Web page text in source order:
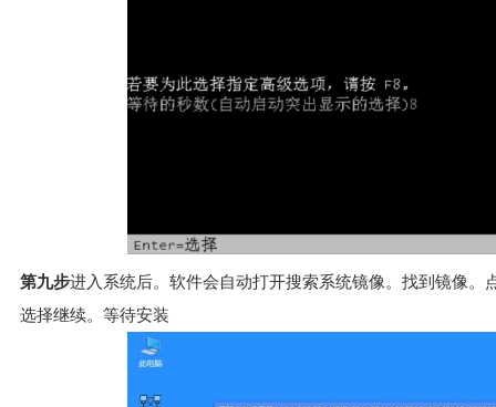
第九步进入系统后。软件会自动打开搜索系统镜像。找到镜像
选择继续。等待安装